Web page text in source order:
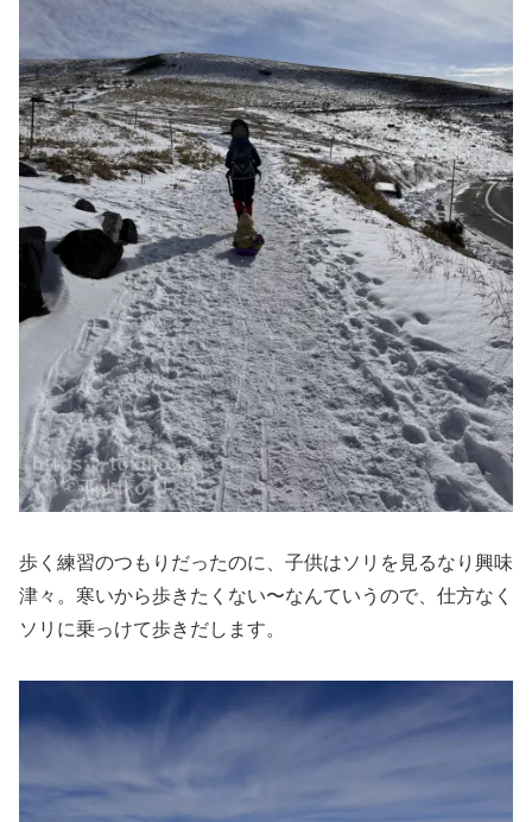
歩く練習のつもりだったのに、子供はソリを見るなり興味
津々。寒いから歩きたくない〜なんていうので、仕方なく
ソリに乗っけて歩きだします。